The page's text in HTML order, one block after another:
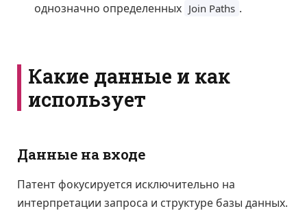
однозначно определенных Join Paths .
Какие данные и как
использует
Данные на входе
Патент фокусируется исключительно на
интерпретации запроса и структуре базы данных.